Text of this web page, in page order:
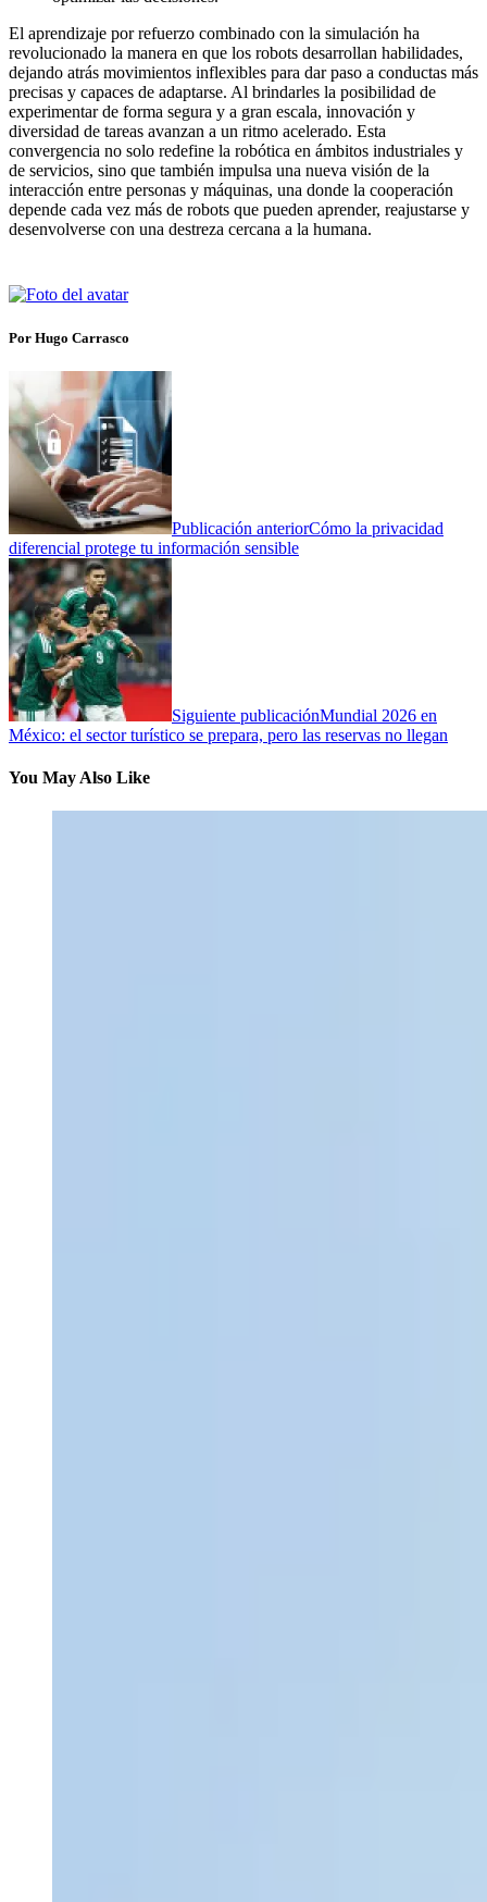
El aprendizaje por refuerzo combinado con la simulación ha
revolucionado la manera en que los robots desarrollan habilidades,
dejando atrás movimientos inflexibles para dar paso a conductas más
precisas y capaces de adaptarse. Al brindarles la posibilidad de
experimentar de forma segura y a gran escala, innovación y
diversidad de tareas avanzan a un ritmo acelerado. Esta
convergencia no solo redefine la robótica en ámbitos industriales y
de servicios, sino que también impulsa una nueva visión de la
interacción entre personas y máquinas, una donde la cooperación
depende cada vez más de robots que pueden aprender, reajustarse y
desenvolverse con una destreza cercana a la humana.
Por Hugo Carrasco
Publicación anteriorCómo la privacidad
diferencial protege tu información sensible
Siguiente publicaciónMundial 2026 en
México: el sector turístico se prepara, pero las reservas no llegan
You May Also Like